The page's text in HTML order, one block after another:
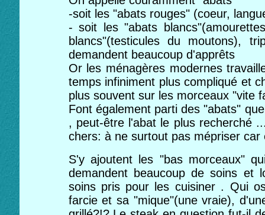
-soit les "abats rouges" (coeur,
- soit les "abats
blancs"(testicules du moutons),
demandent beaucoup d'apprêts
Or les ménagères modernes
temps infiniment plus compliqué et
plus souvent sur les morceaux "vite
Font également parti des "abats"
, peut-être l'abat le plus recherché
chers: à ne surtout pas mépriser
S'y ajoutent les "bas morceaux"
demandent beaucoup de soins et
soins pris pour les cuisiner . Qui
farcie et sa "mique"(une vraie),